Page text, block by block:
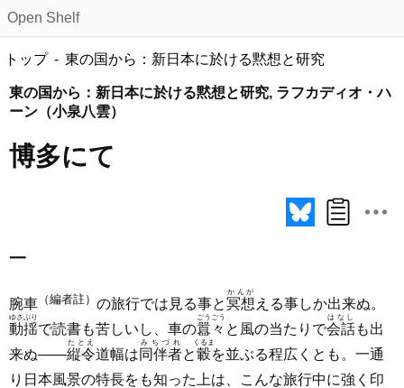
Open Shelf
トップ 東の国から：新日本に於ける黙想と研究
東の国から：新日本に於ける黙想と研究, ラフカディオ・ハ
ーン（小泉八雲）
博多にて
一
腕車 （編者註） の旅行では見る事と冥想
かんが
える事しか出来ぬ。
動揺
ゆさぶり
で読書も苦しいし、車の囂々
ごうごう
と風の当たりで会話
はなし
も出
来ぬ――縦令
たとえ
道幅は同伴者
みちづれ
と轂
くるま
を並ぶる程広くとも。一通
り日本風景の特長をも知った上は、こんな旅行中に強く印